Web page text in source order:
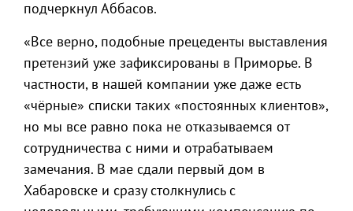
подчеркнул Аббасов.
«Все верно, подобные прецеденты выставления
претензий уже зафиксированы в Приморье. В
частности, в нашей компании уже даже есть
«чёрные» списки таких «постоянных клиентов»,
но мы все равно пока не отказываемся от
сотрудничества с ними и отрабатываем
замечания. В мае сдали первый дом в
Хабаровске и сразу столкнулись с